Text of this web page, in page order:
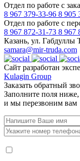
Отдел по работе с
8 967 379-33-96 8 905
Отдел по работе с
8 967 872-31-73 8 967
Казань, ул. Габдуллы
samara@mir-truda.com
Сайт разработан
Kulagin Group
Заказать обратный
Заполните поля ниже,
и мы перезвоним вам